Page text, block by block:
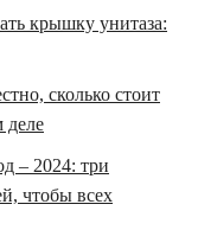
крышку унитаза:
сколько стоит
деле
– 2024: три
чтобы всех